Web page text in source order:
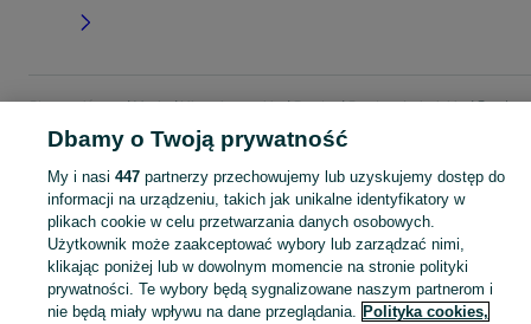
Strona główna Moda Ubrania męskie Swetry Swetry - Lubelskie
Swetry -
Puławy
KATEGORIA
Szeroki wybór swetrów męskich Puławy ▶️ Różne materiały, kolory i rozmiary ✅ Nowe i używane w atrakcyjnych cenach ✌ Sprawdź oferty na OLX.pl! Zobacz
Mapa kategorii
Dbamy o Twoją prywatność
My i nasi 447partnerzy przechowujemy lub uzyskujemy dostęp do
informacji na urządzeniu, takich jak unikalne identyfikatory w
plikach cookie w celu przetwarzania danych osobowych.
Użytkownik może zaakceptować wybory lub zarządzać nimi,
klikając poniżej lub w dowolnym momencie na stronie polityki
prywatności. Te wybory będą sygnalizowane naszym partnerom i
nie będą miały wpływu na dane przeglądania. Polityka cookies,